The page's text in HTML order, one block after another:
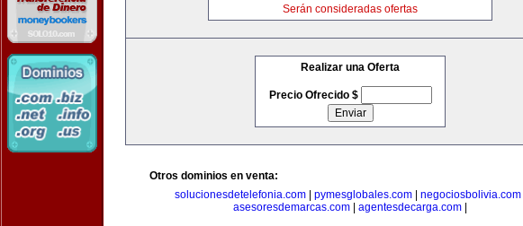
Serán consideradas ofertas
Realizar una Oferta
Precio Ofrecido $
Otros dominios en venta:
solucionesdetelefonia.com| pymesglobales.com| negociosbolivia.com|
asesoresdemarcas.com
agentesdecarga.com